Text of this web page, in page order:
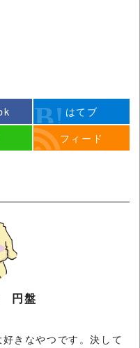
はてブ
フィード
円盤
きなやつです。決して